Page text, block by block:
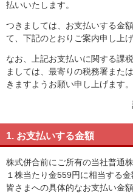
払いいたします。
つきましては、お支払いする金
て、下記のとおりご案内申し上げ
なお、上記お支払いに関する課
ましては、最寄りの税務署また
きますようお願い申し上げます。
1. お支払いする金額
株式併合前にご所有の当社普通
１株当たり金559円に相当する
皆さまへの具体的なお支払い金